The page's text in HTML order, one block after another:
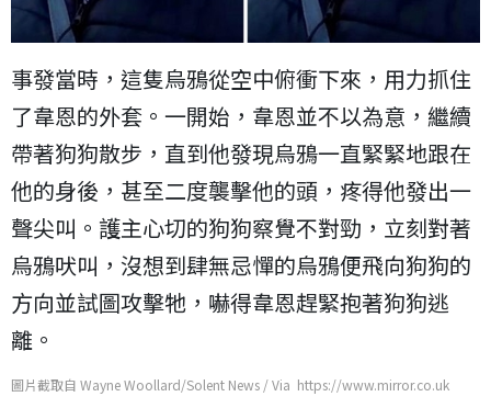
事發當時，這隻烏鴉從空中俯衝下來，用力抓住
了韋恩的外套。一開始，韋恩並不以為意，繼續
帶著狗狗散步，直到他發現烏鴉一直緊緊地跟在
他的身後，甚至二度襲擊他的頭，疼得他發出一
聲尖叫。護主心切的狗狗察覺不對勁，立刻對著
烏鴉吠叫，沒想到肆無忌憚的烏鴉便飛向狗狗的
方向並試圖攻擊牠，嚇得韋恩趕緊抱著狗狗逃
離。
圖片截取自 Wayne Woollard/Solent News / Via https://www.mirror.co.uk